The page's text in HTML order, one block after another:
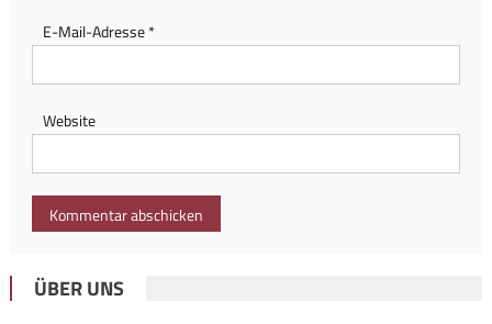
E-Mail-Adresse*
Website
ÜBER UNS